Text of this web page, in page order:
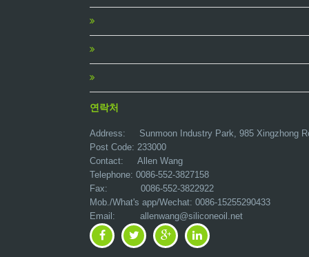
연락처
Address: Sunmoon Industry Park, 985 Xingzhong
Post Code: 233000
Contact: Allen Wang
Telephone: 0086-552-3827158
Fax: 0086-552-3822922
Mob./What's app/Wechat: 0086-15255290433
Email: allenwang@siliconeoil.net